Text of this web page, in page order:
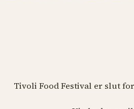
Tivoli Food Festival er slut